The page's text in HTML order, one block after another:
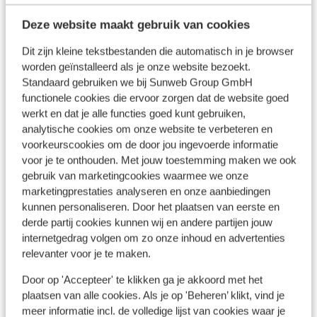
Deze website maakt gebruik van cookies
Dit zijn kleine tekstbestanden die automatisch in je browser
worden geïnstalleerd als je onze website bezoekt.
Standaard gebruiken we bij Sunweb Group GmbH
functionele cookies die ervoor zorgen dat de website goed
werkt en dat je alle functies goed kunt gebruiken,
analytische cookies om onze website te verbeteren en
voorkeurscookies om de door jou ingevoerde informatie
voor je te onthouden. Met jouw toestemming maken we ook
gebruik van marketingcookies waarmee we onze
marketingprestaties analyseren en onze aanbiedingen
kunnen personaliseren. Door het plaatsen van eerste en
derde partij cookies kunnen wij en andere partijen jouw
internetgedrag volgen om zo onze inhoud en advertenties
relevanter voor je te maken.
Door op 'Accepteer' te klikken ga je akkoord met het
plaatsen van alle cookies. Als je op 'Beheren’ klikt, vind je
meer informatie incl. de volledige lijst van cookies waar je
Populaire accommodaties